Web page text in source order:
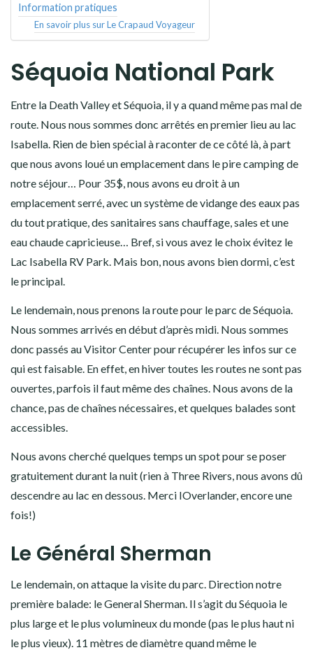
Information pratiques
En savoir plus sur Le Crapaud Voyageur
Séquoia National Park
Entre la Death Valley et Séquoia, il y a quand même pas mal de
route. Nous nous sommes donc arrêtés en premier lieu au lac
Isabella. Rien de bien spécial à raconter de ce côté là, à part
que nous avons loué un emplacement dans le pire camping de
notre séjour… Pour 35$, nous avons eu droit à un
emplacement serré, avec un système de vidange des eaux pas
du tout pratique, des sanitaires sans chauffage, sales et une
eau chaude capricieuse… Bref, si vous avez le choix évitez le
Lac Isabella RV Park. Mais bon, nous avons bien dormi, c’est
le principal.
Le lendemain, nous prenons la route pour le parc de Séquoia.
Nous sommes arrivés en début d’après midi. Nous sommes
donc passés au Visitor Center pour récupérer les infos sur ce
qui est faisable. En effet, en hiver toutes les routes ne sont pas
ouvertes, parfois il faut même des chaînes. Nous avons de la
chance, pas de chaînes nécessaires, et quelques balades sont
accessibles.
Nous avons cherché quelques temps un spot pour se poser
gratuitement durant la nuit (rien à Three Rivers, nous avons dû
descendre au lac en dessous. Merci IOverlander, encore une
fois!)
Le Général Sherman
Le lendemain, on attaque la visite du parc. Direction notre
première balade: le General Sherman. Il s’agit du Séquoia le
plus large et le plus volumineux du monde (pas le plus haut ni
le plus vieux). 11 mètres de diamètre quand même le